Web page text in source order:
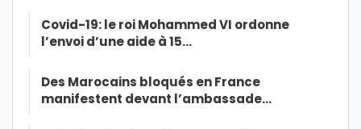
Covid-19: le roi Mohammed VI ordonne
l’envoi d’une aide à 15…
Des Marocains bloqués en France
manifestent devant l’ambassade…